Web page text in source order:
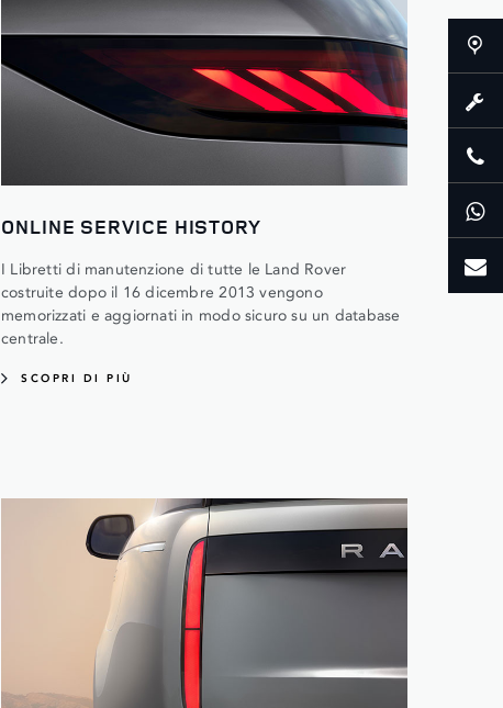
ONLINE SERVICE HISTORY
I Libretti di manutenzione di tutte le Land Rover
costruite dopo il 16 dicembre 2013 vengono
memorizzati e aggiornati in modo sicuro su un database
centrale.
SCOPRI DI PIÙ